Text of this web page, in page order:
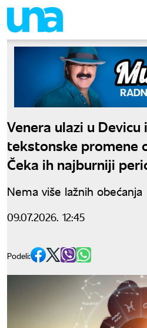
Venera ulazi u Devicu
tekstonske promene
Čeka ih najburniji
Nema više lažnih obećanja
09.07.2026. 12:45
Podeli: